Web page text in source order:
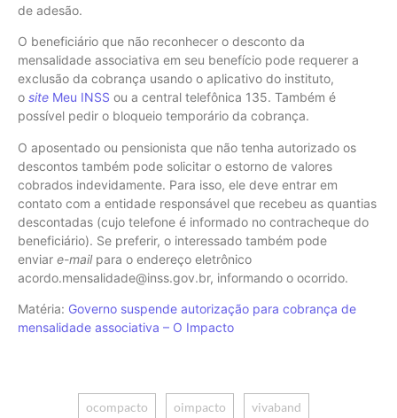
de adesão.
O beneficiário que não reconhecer o desconto da
mensalidade associativa em seu benefício pode requerer a
exclusão da cobrança usando o aplicativo do instituto,
o site Meu INSS ou a central telefônica 135. Também é
possível pedir o bloqueio temporário da cobrança.
O aposentado ou pensionista que não tenha autorizado os
descontos também pode solicitar o estorno de valores
cobrados indevidamente. Para isso, ele deve entrar em
contato com a entidade responsável que recebeu as quantias
descontadas (cujo telefone é informado no contracheque do
beneficiário). Se preferir, o interessado também pode
enviar e-mail para o endereço eletrônico
acordo.mensalidade@inss.gov.br, informando o ocorrido.
Matéria: Governo suspende autorização para cobrança de
mensalidade associativa – O Impacto
ocompacto oimpacto vivaband